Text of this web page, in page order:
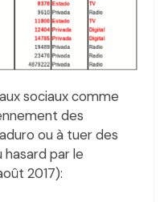
sociaux comme
des
ou à tuer des
par le
2017):